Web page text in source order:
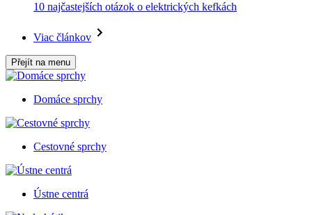
10 najčastejších otázok o elektrických kefkách
Viac článkov
Přejít na menu
Domáce sprchy
Cestovné sprchy
Ústne centrá